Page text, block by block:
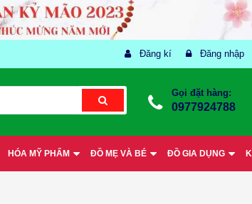
Đăng kí Đăng nhập
Gọi đặt hàng:
0977924788
HÓA MỸ PHẨM ĐỒ MẸ VÀ BÉ ĐỒ GIA DỤNG